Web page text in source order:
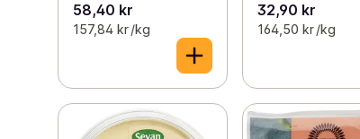
58,40 kr
157,84 kr /kg
32,90 kr
164,50 kr /kg